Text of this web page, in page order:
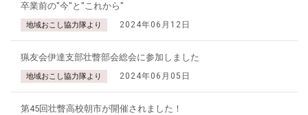
卒業前の"今"と"これから"
地域おこし協力隊より 2024年06月12日
猟友会伊達支部壮瞥部会総会に参加しました
地域おこし協力隊より 2024年06月05日
第45回壮瞥高校朝市が開催されました！